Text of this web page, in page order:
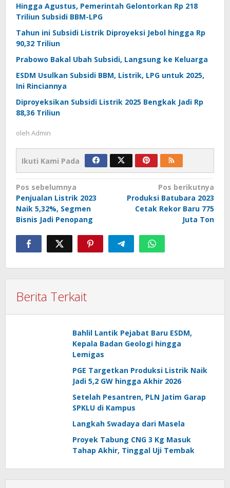
Hingga Agustus, Pemerintah Gelontorkan Rp 218
Triliun Subsidi BBM-LPG
Tahun ini Subsidi Listrik Diproyeksi Jebol hingga Rp
90,32 Triliun
Prabowo Bakal Ubah Subsidi, Langsung ke Keluarga
ESDM Usulkan Subsidi BBM, Listrik, LPG untuk 2025,
Ini Rinciannya
Diproyeksikan Subsidi Listrik 2025 Bengkak Jadi Rp
88,36 Triliun
oleh Admin
Ikuti Kami Pada
Navigasi
pos
Pos sebelumnya
Penjualan Listrik 2023
Naik 5,32%, Segmen
Bisnis Jadi Penopang
Pos berikutnya
Produksi Batubara 2023
Cetak Rekor Baru 775
Juta Ton
Berita Terkait
Bahlil Lantik Pejabat Baru ESDM,
Kepala Badan Geologi hingga
Lemigas
PGE Targetkan Produksi Listrik Naik
Jadi 5,2 GW hingga Akhir 2026
Setelah Pesantren, PLN Jatim Garap
SPKLU di Kampus
Langkah Swadaya dari Masela
Proyek Tabung CNG 3 Kg Masuk
Tahap Akhir, Tinggal Uji Tembak